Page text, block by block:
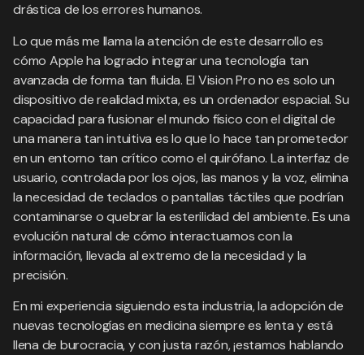
drástica de los errores humanos.
Lo que más me llama la atención de este desarrollo es
cómo Apple ha logrado integrar una tecnología tan
avanzada de forma tan fluida. El Vision Pro no es solo un
dispositivo de realidad mixta, es un ordenador espacial. Su
capacidad para fusionar el mundo físico con el digital de
una manera tan intuitiva es lo que lo hace tan prometedor
en un entorno tan crítico como el quirófano. La interfaz de
usuario, controlada por los ojos, las manos y la voz, elimina
la necesidad de teclados o pantallas táctiles que podrían
contaminarse o quebrar la esterilidad del ambiente. Es una
evolución natural de cómo interactuamos con la
información, llevada al extremo de la necesidad y la
precisión.
En mi experiencia siguiendo esta industria, la adopción de
nuevas tecnologías en medicina siempre es lenta y está
llena de burocracia, y con justa razón, ¡estamos hablando